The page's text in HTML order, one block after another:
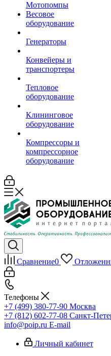
Мотопомпы
Весовое
оборудование
Генераторы
Конвейеры и
транспортеры
Тепловое
оборудование
Клининговое
оборудование
Компрессоры и
компрессорное
оборудование
Сравнение0
Телефоны
+7 (499) 380-77-90 Москва
+7 (812) 602-77-08 Санкт-
info@poip.ru E-mail
Личный кабинет